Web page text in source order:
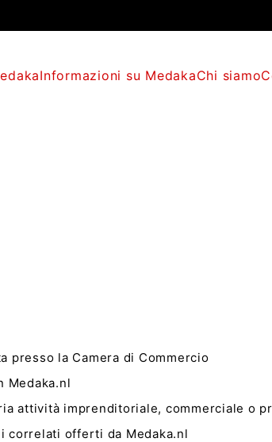
Informazioni su MedakaChi siamo
presso la Camera di Commercio
Medaka.nl
attività imprenditoriale, commerciale o
correlati offerti da Medaka.nl